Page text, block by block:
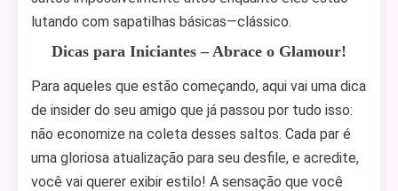
lutando com sapatilhas básicas—clássico.
Dicas para Iniciantes – Abrace o Glamour!
Para aqueles que estão começando, aqui vai uma dica
de insider do seu amigo que já passou por tudo isso:
não economize na coleta desses saltos. Cada par é
uma gloriosa atualização para seu desfile, e acredite,
você vai querer exibir estilo! A sensação que você